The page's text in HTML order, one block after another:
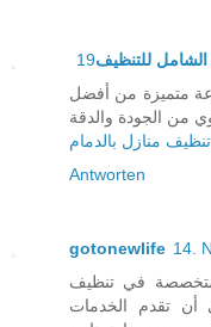
للتنظيف
متميزة من أفضل
منازل بالدمام
Antworten
gotonewlife 14.
في تنظيف
أن تقدم الخدمات